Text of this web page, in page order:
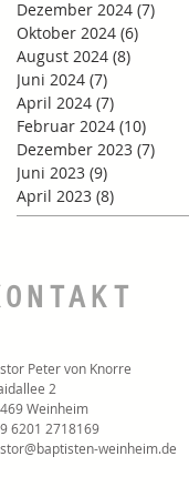
Dezember 2024 (7)
Oktober 2024 (6)
August 2024 (8)
Juni 2024 (7)
April 2024 (7)
Februar 2024 (10)
Dezember 2023 (7)
Juni 2023 (9)
April 2023 (8)
Peter von Knorre
2
Weinheim
6201 2718169‬
weinheim.de